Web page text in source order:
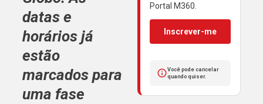
datas e
horários já
estão
marcados para
uma fase
Portal M360.
Inscrever-me
Você pode cancelar
quando quiser.